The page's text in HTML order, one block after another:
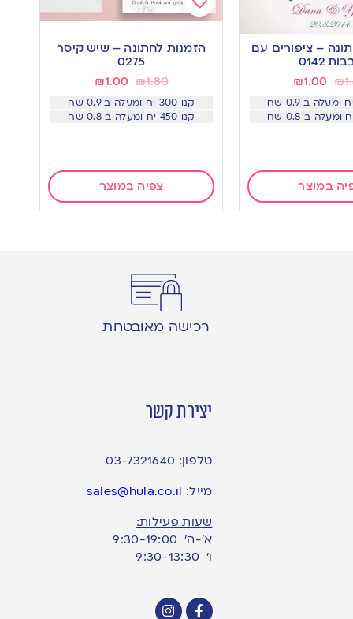
– ציפורים עם
0142
₪
₪1.00
במוצר
Add
to
הזמנות לחתונה – שיש קיסר
0275
₪1.80
₪1.00
קנו 300 יח ומעלה ב 0.9 שח
קנו 450 יח ומעלה ב 0.8 שח
צפיה במוצר
רכישה מאובטחת
יצירת קשר
טלפון: 03-7321640
מייל: sales@hula.co.il
שעות פעילות:
א’-ה’ 9:30-19:00
ו׳ 9:30-13:30